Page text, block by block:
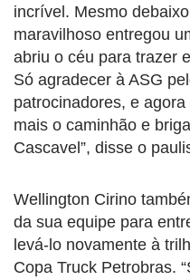
incrível. Mesmo
maravilhoso entregou
abriu o céu para trazer
Só agradecer à ASG
patrocinadores, e
mais o caminhão e
Cascavel”, disse o
Wellington Cirino
da sua equipe para
levá-lo novamente à
Copa Truck Petrobras.